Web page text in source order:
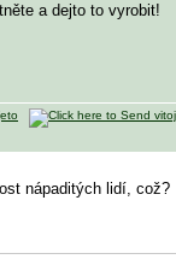
a dejto to vyrobit!
nápaditých lidí, což?